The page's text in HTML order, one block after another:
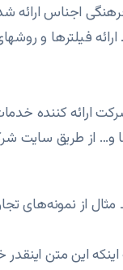
اجناس ارائه
فیلترها و
ارائه کننده
و… از طریق سایت
مثال از نمونه‌های